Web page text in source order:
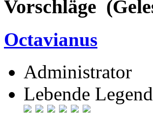
Vorschläge
Octavianus
Administrator
Lebende